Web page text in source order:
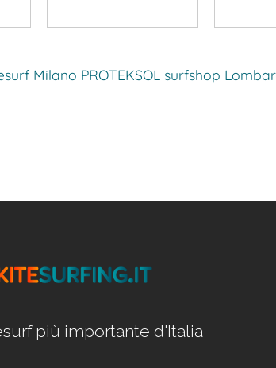
Milano PROTEKSOL surfshop
più importante d'Italia